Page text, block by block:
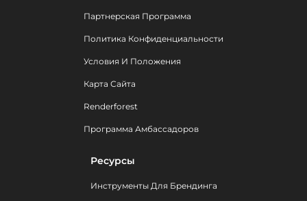
Партнерская Программа
Политика Конфиденциальности
Условия И Положения
Карта Сайта
Renderforest
Программа Амбассадоров
Ресурсы
Инструменты Для Брендинга